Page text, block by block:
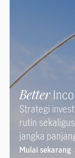
Better
Strategi
rutin
jangka
Mulai sekarang